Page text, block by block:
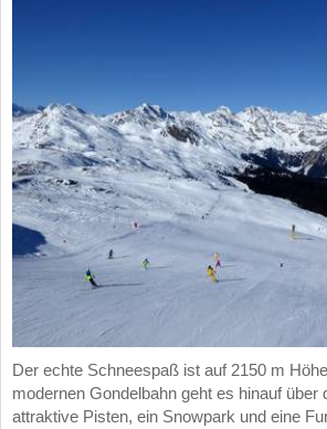
Der echte Schneespaß ist auf 2150 m
modernen Gondelbahn geht es hinauf über
attraktive Pisten, ein Snowpark und eine